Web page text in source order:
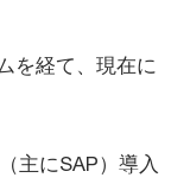
を経て、現在に
主にSAP）導入